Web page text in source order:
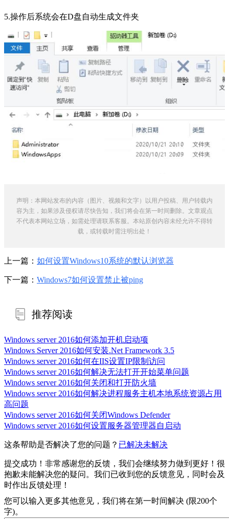
5.操作后系统会在D盘自动生成文件夹
声明：本网站发布的内容（图片、视频和文字）以用户投稿、用户转载内
容为主，如果涉及侵权请尽快告知，我们将会在第一时间删除。文章观点
不代表本网站立场，如需处理请联系客服。本站原创内容未经允许不得转
载，或转载时需注明出处！
上一篇： 如何设置Windows10系统的默认浏览器
下一篇： Windows7如何设置禁止被ping
推荐阅读
Windows server 2016如何添加开机启动项
Windows Server 2016如何安装.Net Framework 3.5
Windows server 2016如何在IIS设置IP限制访问
Windows server 2016如何解决无法打开开始菜单问题
Windows server 2016如何关闭和打开防火墙
Windows server 2016如何解决进程服务主机本地系统资源占用
高问题
Windows server 2016如何关闭Windows Defender
Windows server 2016如何设置服务器管理器自启动
这条帮助是否解决了您的问题？ 已解决未解决
提交成功！非常感谢您的反馈，我们会继续努力做到更好！ 很
抱歉未能解决您的疑问。我们已收到您的反馈意见，同时会及
时作出反馈处理！
您可以输入更多其他意见，我们将在第一时间解决 (限200个
字)。